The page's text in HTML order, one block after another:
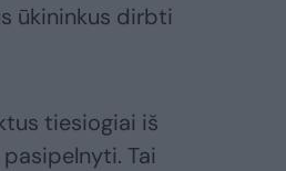
ūkininkus dirbti
tiesiogiai iš
Tai